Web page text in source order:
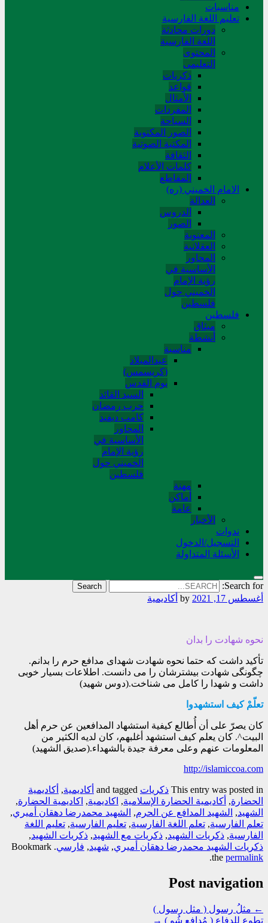
مناسبات
تعلیم اللغة الفارسیة
دورات محادثة
اللغة الفارسیة
المحتوی
التعلیمی
ذکریات
قواعد
الأمثال
المفردات
السیاحة
الصور المکتوبة
المکتبة الصوتیة
الثقافة
کلمات الأعلام
المقاطع
الامام الخميني (ره)
العدالة
الدروس
الصور
المعنوية
العقلانية
المحاور
الأساسیة في
رؤیة الإمام
الخمیني حول
فلسطین
فلسطین
میثاق
أنشطة
مناسبة
عیدالمیلاد
(کریسمس)
یوم القدس
السید القائد
حرب رمضان
کامب دیفید
المحاور
الأساسية في
رؤية الإمام
الخميني حول
فلسطین
مهنة
أماکن
عامة
الأخبار
ندوات
التسجیل/الدخول
الأسئلة المتداولة
Search for:
أغسطس 17, 2021
أکادیمیة
نحوه شهادت را بدان
تأکید داشت که حتما نحوه شهادت شهدای مدافع حرم را بدانم.
چگونگی شهادت بیشترشان را می دانست. اطلاعات بسیار خوبی
داشت و شهدا را کامل می شناخت.(دوس شهید)
تعلّمْ كيف استشهدوا
كان يصرّ على أن أُطالع كيفية استشهاد المدافعين عن حرم أهل
البيت^. كان يعلم كيف استشهد أغلبهم، كان لديه الكثير من
المعلومات عنهم وعلى معرفة جيدة بالشهداء.(صديق الشهيد)
http://islamiccoa.com
This entry was posted in ذکریات أكاديمية, أكاديمية
الحضارة, أكاديمية الحضارة الإسلامية, اكاديمية, اكاديمية الحضارة,
الشهيد, الشهيد المدافع عن الحرم, الشهيد محمدرضا دهقان أميري,
تعلم الفارسية, تعلم اللغة الفارسية, تعليم الفارسية, تعليم اللغة
الفارسية, ذكريات الشهيد, ذكريات مع الشهيد, ذکريات الشهيد,
ذکريات الشهيد محمدرضا دهقان أميري, شهيد, فارسي . Bookmark
the permalink
.
Post navigation
← مثلُ رسول ( مثل رسول )
تطوع للدفاع ( مُدافِع شُو ) →